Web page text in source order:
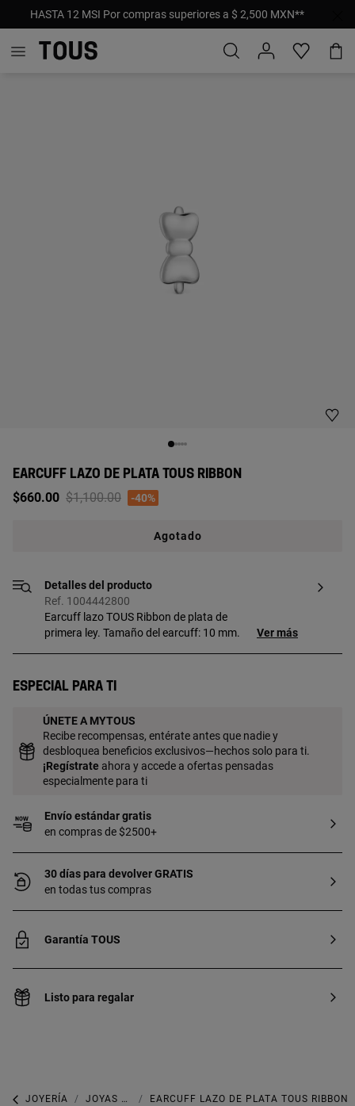
HASTA 12 MSI Por compras superiores a $ 2,500 MXN**
EARCUFF LAZO DE PLATA TOUS RIBBON
$660.00 Price reduced from
$1,100.00to-40%
Agotado
Detalles del producto
Ref. 1004442800
Earcuff lazo TOUS Ribbon de plata de
primera ley. Tamaño del earcuff: 10 mm.
Ver más
Especial para ti
ÚNETE A MYTOUS
Recibe recompensas, entérate antes que nadie y
desbloquea beneficios exclusivos—hechos solo para ti.
¡Regístrate ahora y accede a ofertas pensadas
especialmente para ti
Envío estándar gratis
en compras de $2500+
30 días para devolver GRATIS
en todas tus compras
Garantía TOUS
Listo para regalar
JOYERÍA JOYAS DE PLATA 925 EARCUFF LAZO DE PLATA TOUS RIBBON